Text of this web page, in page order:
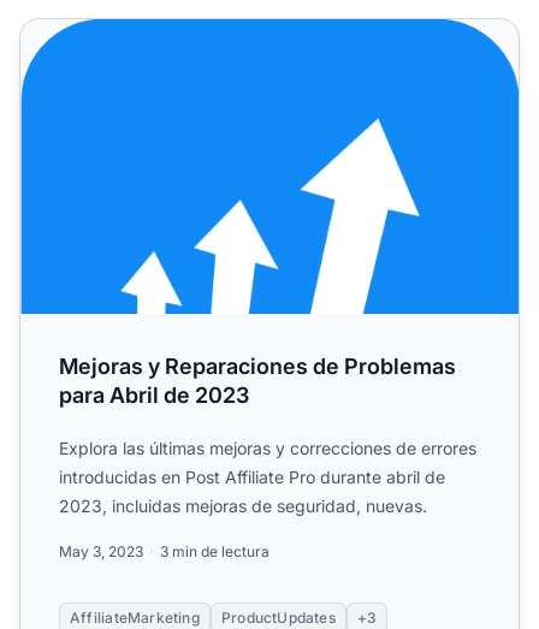
Mejoras y Reparaciones de Problemas para Abril de 2023
Mejoras y Reparaciones de Problemas
para Abril de 2023
Explora las últimas mejoras y correcciones de errores
introducidas en Post Affiliate Pro durante abril de
2023, incluidas mejoras de seguridad, nuevas.
May 3, 2023 3 min de lectura
AffiliateMarketing ProductUpdates +3